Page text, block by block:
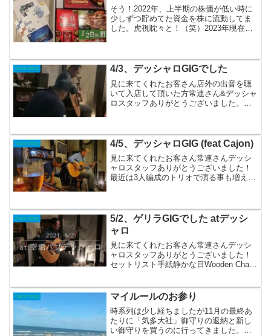
そう！2022年、上半期の株価が低い時に
少しずつ貯めてた資金を株に流動してま
した。虎視眈々と！（笑）2023年現在は
配当金と優待目当ての長期保有の戦略で
す。soloba...
Kato blog 4/3、デッシャロGIGでした
見に来てくれたお客さん店外の出音を聴
いて入店して頂いた方常連さん&デッシャ
ロスタッフありがとうございました。セ
Kato blog 4/5、デッシャロGIG (feat Cajon)
見に来てくれたお客さん常連さんデッシ
ャロスタッフありがとうございました！
最近は3人編成のトリオで演る事も増えた
Kato blog
5/2、ゲリラGIGでした atデッシ
ャロ
見に来てくれたお客さん常連さんデッシ
ャロスタッフありがとうございました！
セットリスト手紙静かな日Wooden Chair
ーアワーCooL JAZZ(新曲)O...
Kato blog マイルールのお参り
時系列は少し経ちましたが11月の最終あ
たりに「気多大社」御守りの返納と新し
い御守りを買うのに行ってきました。